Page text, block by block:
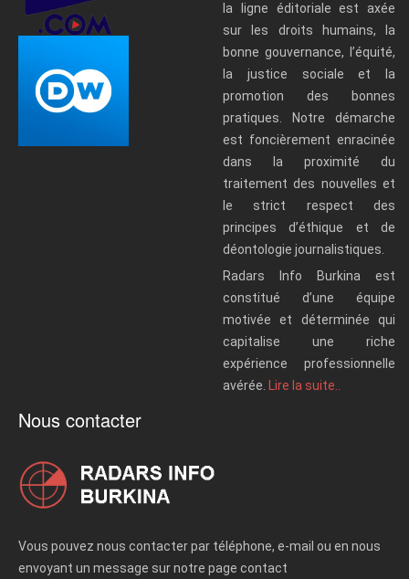
la ligne éditoriale est axée
sur les droits humains, la
bonne gouvernance, l’équité,
la justice sociale et la
promotion des bonnes
pratiques. Notre démarche
est foncièrement enracinée
dans la proximité du
traitement des nouvelles et
le strict respect des
principes d’éthique et de
déontologie journalistiques.
Radars Info Burkina est
constitué d’une équipe
motivée et déterminée qui
capitalise une riche
expérience professionnelle
avérée.
Lire la suite..
Nous contacter
Vous pouvez nous contacter par téléphone, e-mail ou en nous
envoyant un message sur notre page contact